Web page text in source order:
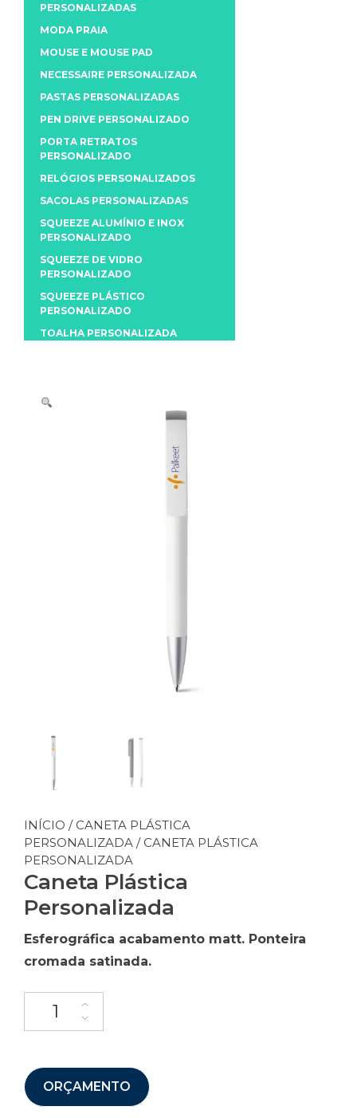
INÍCIO / CANETA PLÁSTICA
PERSONALIZADA / CANETA PLÁSTICA
PERSONALIZADA
Caneta Plástica
Personalizada
Esferográfica acabamento matt. Ponteira
cromada satinada.
ORÇAMENTO
PERSONALIZADAS
MODA PRAIA
MOUSE E MOUSE PAD
NECESSAIRE PERSONALIZADA
PASTAS PERSONALIZADAS
PEN DRIVE PERSONALIZADO
PORTA RETRATOS
PERSONALIZADO
RELÓGIOS PERSONALIZADOS
SACOLAS PERSONALIZADAS
SQUEEZE ALUMÍNIO E INOX
PERSONALIZADO
SQUEEZE DE VIDRO
PERSONALIZADO
SQUEEZE PLÁSTICO
PERSONALIZADO
TOALHA PERSONALIZADA